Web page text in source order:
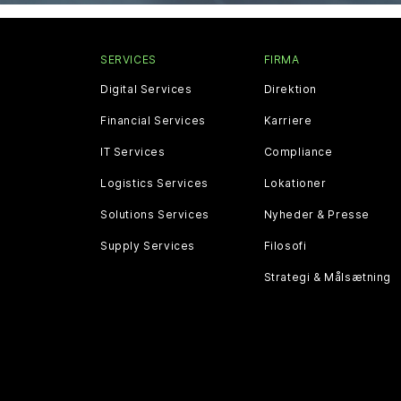
SERVICES
Digital Services
Financial Services
IT Services
Logistics Services
Solutions Services
Supply Services
FIRMA
Direktion
Karriere
Compliance
Lokationer
Nyheder & Presse
Filosofi
Strategi & Målsætning